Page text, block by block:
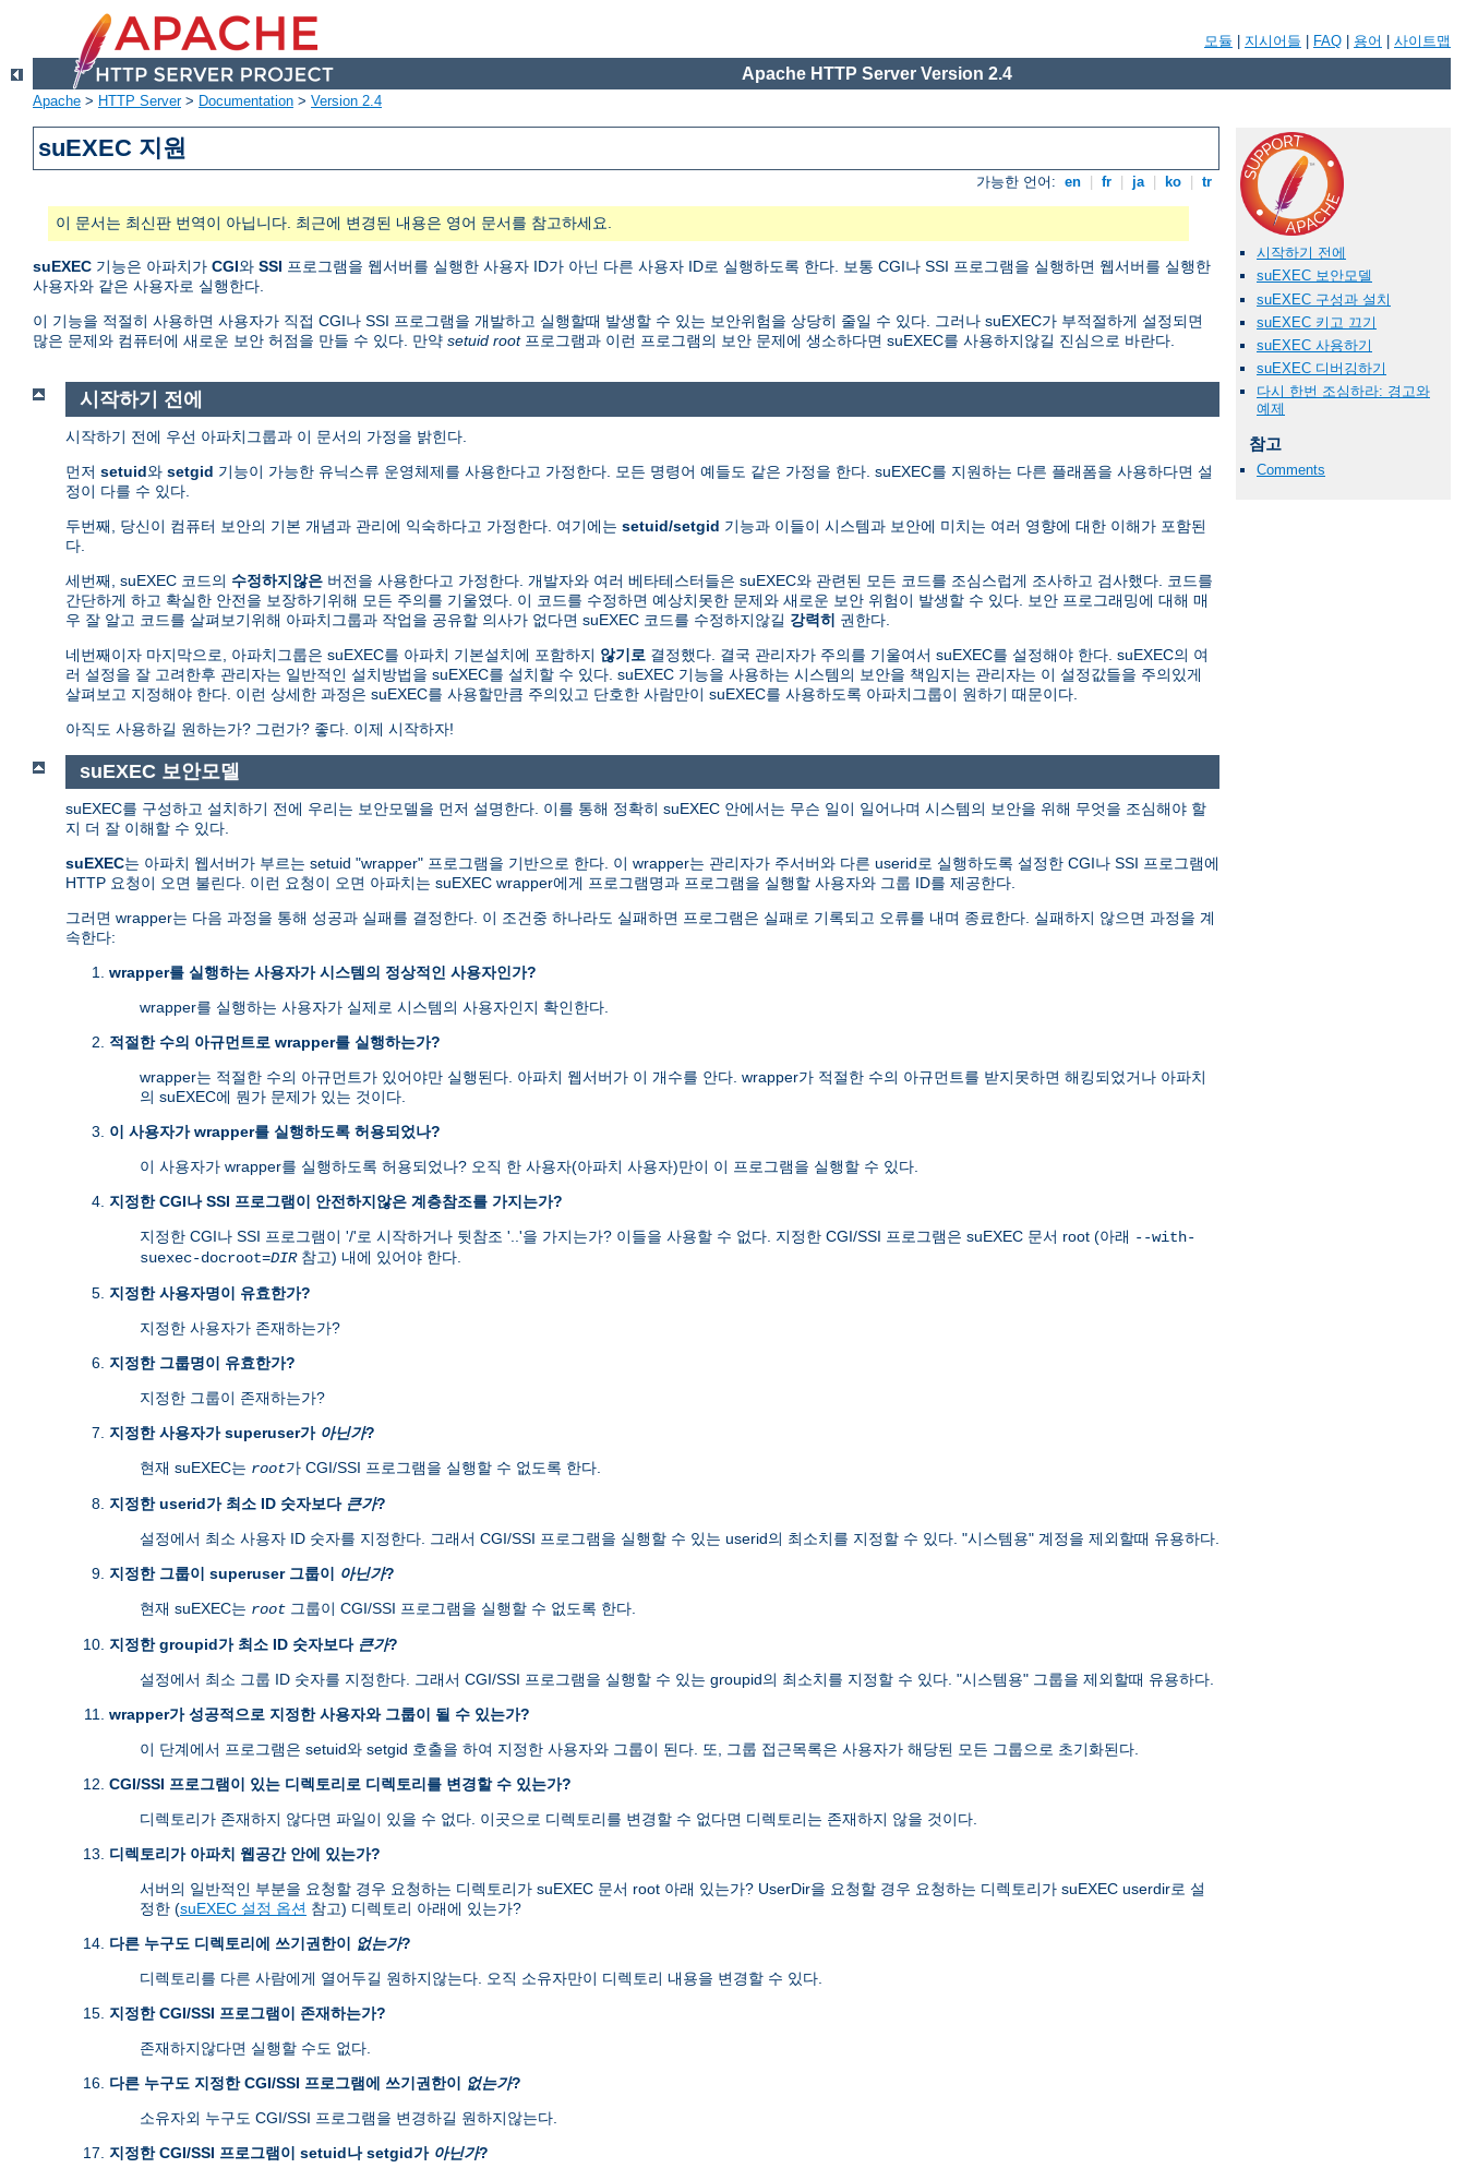
모듈 지시어들 FAQ 용어 사이트맵
Apache HTTP Server Version 2.4
Apache > HTTP Server> Documentation > Version 2.4
suEXEC 지원
가능한 언어: en fr ja ko tr
이 문서는 최신판 번역이 아닙니다. 최근에 변경된 내용은 영어 문서를 참고하세요.
suEXEC 기능은 아파치가 CGI와 SSI 프로그램을 웹서버를 실행한 사용자 ID가 아닌 다른 사용자 ID로 실행하도록 한다. 보통 CGI나 SSI 프로그램을 실행하면 웹서버를 실행한
사용자와 같은 사용자로 실행한다.
이 기능을 적절히 사용하면 사용자가 직접 CGI나 SSI 프로그램을 개발하고 실행할때 발생할 수 있는 보안위험을 상당히 줄일 수 있다. 그러나 suEXEC가 부적절하게 설정되면
많은 문제와 컴퓨터에 새로운 보안 허점을 만들 수 있다. 만약 setuid root프로그램과 이런 프로그램의 보안 문제에 생소하다면 suEXEC를 사용하지않길 진심으로 바란다.
시작하기 전에
suEXEC 보안모델
suEXEC 구성과 설치
suEXEC 키고 끄기
suEXEC 사용하기
suEXEC 디버깅하기
다시 한번 조심하라: 경고와
예제
참고
Comments
시작하기 전에
시작하기 전에 우선 아파치그룹과 이 문서의 가정을 밝힌다.
먼저 setuid와 setgid 기능이 가능한 유닉스류 운영체제를 사용한다고 가정한다. 모든 명령어 예들도 같은 가정을 한다. suEXEC를 지원하는 다른 플래폼을 사용하다면 설
정이 다를 수 있다.
두번째, 당신이 컴퓨터 보안의 기본 개념과 관리에 익숙하다고 가정한다. 여기에는 setuid/setgid 기능과 이들이 시스템과 보안에 미치는 여러 영향에 대한 이해가 포함된
다.
세번째, suEXEC 코드의 수정하지않은 버전을 사용한다고 가정한다. 개발자와 여러 베타테스터들은 suEXEC와 관련된 모든 코드를 조심스럽게 조사하고 검사했다. 코드를
간단하게 하고 확실한 안전을 보장하기위해 모든 주의를 기울였다. 이 코드를 수정하면 예상치못한 문제와 새로운 보안 위험이 발생할 수 있다. 보안 프로그래밍에 대해 매
우 잘 알고 코드를 살펴보기위해 아파치그룹과 작업을 공유할 의사가 없다면 suEXEC 코드를 수정하지않길 강력히 권한다.
네번째이자 마지막으로, 아파치그룹은 suEXEC를 아파치 기본설치에 포함하지 않기로 결정했다. 결국 관리자가 주의를 기울여서 suEXEC를 설정해야 한다. suEXEC의 여
러 설정을 잘 고려한후 관리자는 일반적인 설치방법을 suEXEC를 설치할 수 있다. suEXEC 기능을 사용하는 시스템의 보안을 책임지는 관리자는 이 설정값들을 주의있게
살펴보고 지정해야 한다. 이런 상세한 과정은 suEXEC를 사용할만큼 주의있고 단호한 사람만이 suEXEC를 사용하도록 아파치그룹이 원하기 때문이다.
아직도 사용하길 원하는가? 그런가? 좋다. 이제 시작하자!
suEXEC 보안모델
suEXEC를 구성하고 설치하기 전에 우리는 보안모델을 먼저 설명한다. 이를 통해 정확히 suEXEC 안에서는 무슨 일이 일어나며 시스템의 보안을 위해 무엇을 조심해야 할
지 더 잘 이해할 수 있다.
suEXEC는 아파치 웹서버가 부르는 setuid "wrapper" 프로그램을 기반으로 한다. 이 wrapper는 관리자가 주서버와 다른 userid로 실행하도록 설정한 CGI나 SSI 프로그램에
HTTP 요청이 오면 불린다. 이런 요청이 오면 아파치는 suEXEC wrapper에게 프로그램명과 프로그램을 실행할 사용자와 그룹 ID를 제공한다.
그러면 wrapper는 다음 과정을 통해 성공과 실패를 결정한다. 이 조건중 하나라도 실패하면 프로그램은 실패로 기록되고 오류를 내며 종료한다. 실패하지 않으면 과정을 계
속한다:
wrapper를 실행하는 사용자가 시스템의 정상적인 사용자인가?
wrapper를 실행하는 사용자가 실제로 시스템의 사용자인지 확인한다.
적절한 수의 아규먼트로 wrapper를 실행하는가?
wrapper는 적절한 수의 아규먼트가 있어야만 실행된다. 아파치 웹서버가 이 개수를 안다. wrapper가 적절한 수의 아규먼트를 받지못하면 해킹되었거나 아파치
의 suEXEC에 뭔가 문제가 있는 것이다.
이 사용자가 wrapper를 실행하도록 허용되었나?
이 사용자가 wrapper를 실행하도록 허용되었나? 오직 한 사용자(아파치 사용자)만이 이 프로그램을 실행할 수 있다.
지정한 CGI나 SSI 프로그램이 안전하지않은 계층참조를 가지는가?
지정한 CGI나 SSI 프로그램이 '/'로 시작하거나 뒷참조 '..'을 가지는가? 이들을 사용할 수 없다. 지정한 CGI/SSI 프로그램은 suEXEC 문서 root (아래 --with-
suexec-docroot=DIR참고) 내에 있어야 한다.
지정한 사용자명이 유효한가?
지정한 사용자가 존재하는가?
지정한 그룹명이 유효한가?
지정한 그룹이 존재하는가?
지정한 사용자가 superuser가 아닌가?
현재 suEXEC는 root가 CGI/SSI 프로그램을 실행할 수 없도록 한다.
지정한 userid가 최소 ID 숫자보다 큰가?
설정에서 최소 사용자 ID 숫자를 지정한다. 그래서 CGI/SSI 프로그램을 실행할 수 있는 userid의 최소치를 지정할 수 있다. "시스템용" 계정을 제외할때 유용하다.
지정한 그룹이 superuser 그룹이
아닌가?
현재 suEXEC는 root 그룹이 CGI/SSI 프로그램을 실행할 수 없도록 한다.
지정한 groupid가 최소 ID 숫자보다 큰가?
설정에서 최소 그룹 ID 숫자를 지정한다. 그래서 CGI/SSI 프로그램을 실행할 수 있는 groupid의 최소치를 지정할 수 있다. "시스템용" 그룹을 제외할때 유용하다.
wrapper가 성공적으로 지정한 사용자와 그룹이 될 수 있는가?
이 단계에서 프로그램은 setuid와 setgid 호출을 하여 지정한 사용자와 그룹이 된다. 또, 그룹 접근목록은 사용자가 해당된 모든 그룹으로 초기화된다.
CGI/SSI 프로그램이 있는 디렉토리로 디렉토리를 변경할 수 있는가?
디렉토리가 존재하지 않다면 파일이 있을 수 없다. 이곳으로 디렉토리를 변경할 수 없다면 디렉토리는 존재하지 않을 것이다.
디렉토리가 아파치 웹공간 안에 있는가?
서버의 일반적인 부분을 요청할 경우 요청하는 디렉토리가 suEXEC 문서 root 아래 있는가? UserDir을 요청할 경우 요청하는 디렉토리가 suEXEC userdir로 설
정한 (suEXEC 설정 옵션 참고) 디렉토리 아래에 있는가?
다른 누구도 디렉토리에 쓰기권한이
없는가?
디렉토리를 다른 사람에게 열어두길 원하지않는다. 오직 소유자만이 디렉토리 내용을 변경할 수 있다.
지정한 CGI/SSI 프로그램이 존재하는가?
존재하지않다면 실행할 수도 없다.
다른 누구도 지정한 CGI/SSI 프로그램에 쓰기권한이
없는가?
소유자외 누구도 CGI/SSI 프로그램을 변경하길 원하지않는다.
지정한 CGI/SSI 프로그램이 setuid나 setgid가 아닌가?